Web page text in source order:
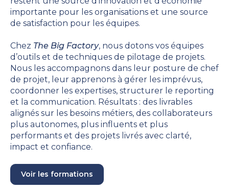
importante pour les organisations et une source
de satisfaction pour les équipes.
Chez The Big Factory, nous dotons vos équipes
d’outils et de techniques de pilotage de projets.
Nous les accompagnons dans leur posture de chef
de projet, leur apprenons à gérer les imprévus,
coordonner les expertises, structurer le reporting
et la communication. Résultats : des livrables
alignés sur les besoins métiers, des collaborateurs
plus autonomes, plus influents et plus
performants et des projets livrés avec clarté,
impact et confiance.
Voir les formations